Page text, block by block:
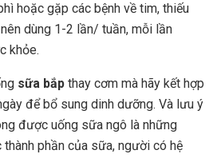
hoặc gặp các bệnh về tim, thiếu
dùng 1-2 lần/ tuần, mỗi lần
khỏe.
sữa bắp thay cơm mà hãy kết hợp
để bổ sung dinh dưỡng. Và lưu ý
được uống sữa ngô là những
phần của sữa, người có hệ